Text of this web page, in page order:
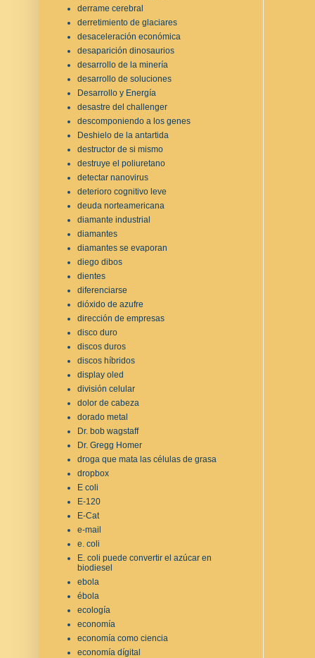
derrame cerebral
derretimiento de glaciares
desaceleración económica
desaparición dinosaurios
desarrollo de la minería
desarrollo de soluciones
Desarrollo y Energía
desastre del challenger
descomponiendo a los genes
Deshielo de la antartida
destructor de si mismo
destruye el poliuretano
detectar nanovirus
deterioro cognitivo leve
deuda norteamericana
diamante industrial
diamantes
diamantes se evaporan
diego dibos
dientes
diferenciarse
dióxido de azufre
dirección de empresas
disco duro
discos duros
discos híbridos
display oled
división celular
dolor de cabeza
dorado metal
Dr. bob wagstaff
Dr. Gregg Homer
droga que mata las células de grasa
dropbox
E coli
E-120
E-Cat
e-mail
e. coli
E. coli puede convertir el azúcar en
biodiesel
ebola
ébola
ecología
economía
economía como ciencia
economía dígital